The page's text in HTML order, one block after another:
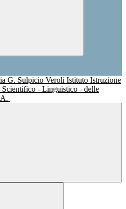
Istituto Istruzione
Scientifico - Linguistico - delle